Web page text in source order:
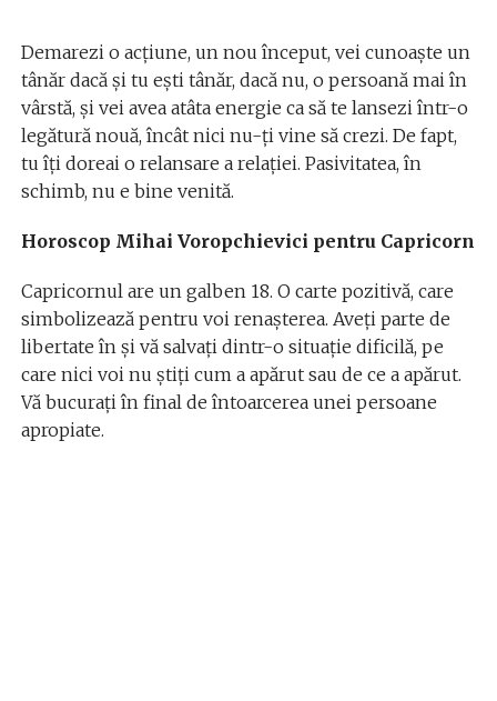
Demarezi o acțiune, un nou început, vei cunoaște un
tânăr dacă și tu ești tânăr, dacă nu, o persoană mai în
vârstă, și vei avea atâta energie ca să te lansezi într-o
legătură nouă, încât nici nu-ți vine să crezi. De fapt,
tu îți doreai o relansare a relației. Pasivitatea, în
schimb, nu e bine venită.
Horoscop Mihai Voropchievici pentru Capricorn
Capricornul are un galben 18. O carte pozitivă, care
simbolizează pentru voi renașterea. Aveți parte de
libertate în și vă salvați dintr-o situație dificilă, pe
care nici voi nu știți cum a apărut sau de ce a apărut.
Vă bucurați în final de întoarcerea unei persoane
apropiate.